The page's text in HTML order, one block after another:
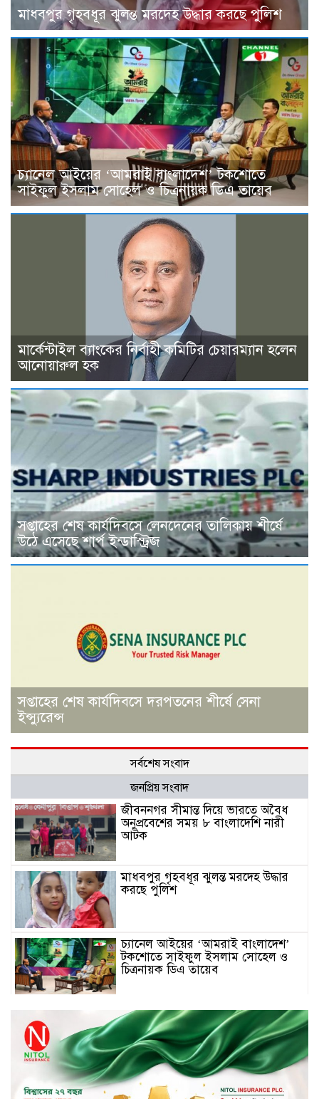
মাধবপুর গৃহবধূর ঝুলন্ত মরদেহ উদ্ধার করছে পুলিশ
চ্যানেল আইয়ের ‘আমরাই বাংলাদেশ’ টকশোতে
সাইফুল ইসলাম সোহেল ও চিত্রনায়ক ডিএ তায়েব
মার্কেন্টাইল ব্যাংকের নির্বাহী কমিটির চেয়ারম্যান হলেন
আনোয়ারুল হক
সপ্তাহের শেষ কার্যদিবসে লেনদেনের তালিকায় শীর্ষে
উঠে এসেছে শার্প ইন্ডাস্ট্রিজ
সপ্তাহের শেষ কার্যদিবসে দরপতনের শীর্ষে সেনা
ইন্স্যুরেন্স
সর্বশেষ সংবাদ
জনপ্রিয় সংবাদ
জীবননগর সীমান্ত দিয়ে ভারতে অবৈধ
অনুপ্রবেশের সময় ৮ বাংলাদেশি নারী
আটক
মাধবপুর গৃহবধূর ঝুলন্ত মরদেহ উদ্ধার
করছে পুলিশ
চ্যানেল আইয়ের ‘আমরাই বাংলাদেশ’
টকশোতে সাইফুল ইসলাম সোহেল ও
চিত্রনায়ক ডিএ তায়েব
টাঙ্গাইলে নিহত বাস মালিকদের
পরিবারকে অনুদান ও সম্মাননা প্রদান
টাঙ্গাইলে ভাষা কর্মশালা ও পুরষ্কার
বিতরণ